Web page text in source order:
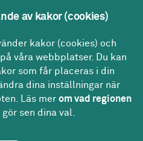
av kakor (cookies)
kakor (cookies) och
våra webbplatser. Du kan
som får placeras i din
dina inställningar när
Läs merom vad regionen
gör sen dina val.